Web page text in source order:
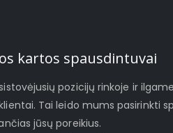
kartos spausdintuvai
pozicijų rinkoje ir
Tai leido mums pasirinkti
jūsų poreikius.